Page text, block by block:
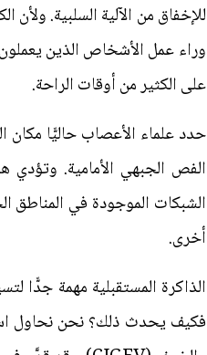
للإخفاق من الآلية السلبية.
وراء عمل الأشخاص الذين
على الكثير من أوقات الراحة.
حدد علماء الأعصاب حاليًّا مكان
الفص الجبهي الأمامية.
الشبكات الموجودة في المناطق
أخرى.
الذاكرة المستقبلية مهمة جدًّا
فكيف يحدث ذلك؟ نحن نحاول